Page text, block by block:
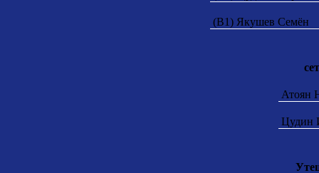
(B1) Якушев Семён
Атоян
Цудин